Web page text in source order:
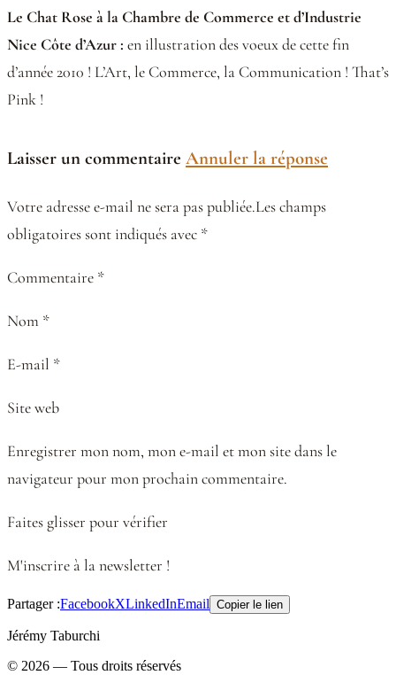
Le Chat Rose à la Chambre de Commerce et d’Industrie
Nice Côte d’Azur : en illustration des voeux de cette fin
d’année 2010 ! L’Art, le Commerce, la Communication ! That’s
Pink !
Laisser un commentaire Annuler la réponse
Votre adresse e-mail ne sera pas publiée.Les champs
obligatoires sont indiqués avec *
Commentaire *
Nom *
E-mail *
Site web
Enregistrer mon nom, mon e-mail et mon site dans le
navigateur pour mon prochain commentaire.
Faites glisser pour vérifier
M'inscrire à la newsletter !
Partager :FacebookXLinkedInEmail Copier le lien
Jérémy Taburchi
© 2026 — Tous droits réservés